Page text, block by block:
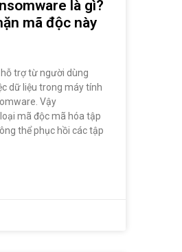
là gì?
mã độc này
trợ từ người dùng
dữ liệu trong máy tính
Vậy
mã độc mã hóa tập
thể phục hồi các tập